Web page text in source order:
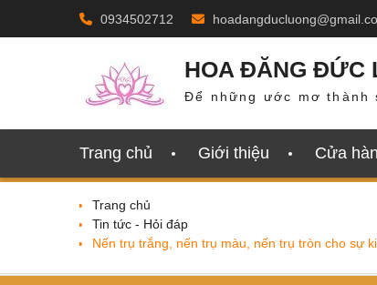
0934502712
HOA ĐĂNG ĐỨC
Để những ước mơ thành
Trang chủ Giới thiệu Cửa
Trang chủ
Tin tức - Hỏi đáp
Nến trụ trắng, nến trụ màu, nến trụ tròn cho sự